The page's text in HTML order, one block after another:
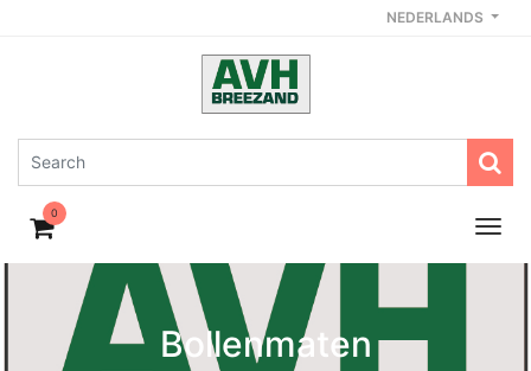
NEDERLANDS
0
Bollenmaten